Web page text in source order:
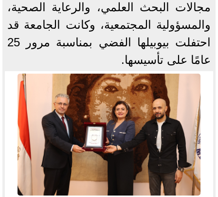
مجالات البحث العلمي، والرعاية الصحية،
والمسؤولية المجتمعية، وكانت الجامعة قد
احتفلت بيوبيلها الفضي بمناسبة مرور 25
عامًا على تأسيسها.